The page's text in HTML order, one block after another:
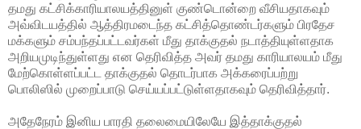
தமது கட்சிக்காரியாலயத்தினுள் குண்டொன்றை வீசியதாகவும்
அவ்விடயத்தில் ஆத்திரமடைந்த கட்சித்தொண்டர்களும் பிரதேச
மக்களும் சம்பந்தப்பட்டவர்கள் மீது தாக்குதல் நடாத்தியுள்ளதாக
அறியமுடிந்துள்ளது என தெரிவித்த அவர் தமது காரியாலயம் மீது
மேற்கொள்ளப்பட்ட தாக்குதல் தொடர்பாக அக்கரைப்பற்று
பொலிஸில் முறைப்பாடு செய்யப்பட்டுள்ளதாகவும் தெரிவித்தார்.
அதேநேரம் இனிய பாரதி தலைமையிலேயே இத்தாக்குதல்